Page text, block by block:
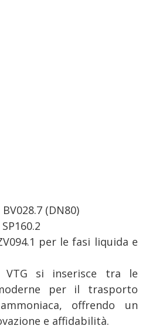
(DN80)
per le fasi liquida e
VTG si inserisce tra le
per il trasporto
offrendo un
e affidabilità.